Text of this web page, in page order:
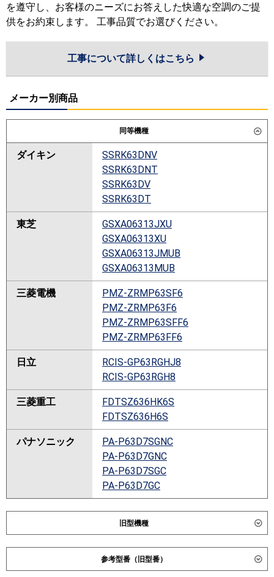
を遵守し、お客様のニーズにお答えした快適な空調のご提
供をお約束します。 工事品質でお選びください。
工事について詳しくはこちら
メーカー別商品
同等機種
ダイキン
SSRK63DNV
SSRK63DNT
SSRK63DV
SSRK63DT
東芝
GSXA06313JXU
GSXA06313XU
GSXA06313JMUB
GSXA06313MUB
三菱電機
PMZ-ZRMP63SF6
PMZ-ZRMP63F6
PMZ-ZRMP63SFF6
PMZ-ZRMP63FF6
日立
RCIS-GP63RGHJ8
RCIS-GP63RGH8
三菱重工
FDTSZ636HK6S
FDTSZ636H6S
パナソニック
PA-P63D7SGNC
PA-P63D7GNC
PA-P63D7SGC
PA-P63D7GC
旧型機種
ダイキン
SSRK63BCNV
SSRK63BCNT
参考型番（旧型番）